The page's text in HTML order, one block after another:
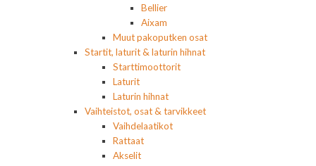
Bellier
Aixam
Muut pakoputken osat
Startit, laturit & laturin hihnat
Starttimoottorit
Laturit
Laturin hihnat
Vaihteistot, osat & tarvikkeet
Vaihdelaatikot
Rattaat
Akselit